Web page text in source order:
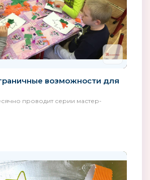
возможности для
проводит серии мастер-